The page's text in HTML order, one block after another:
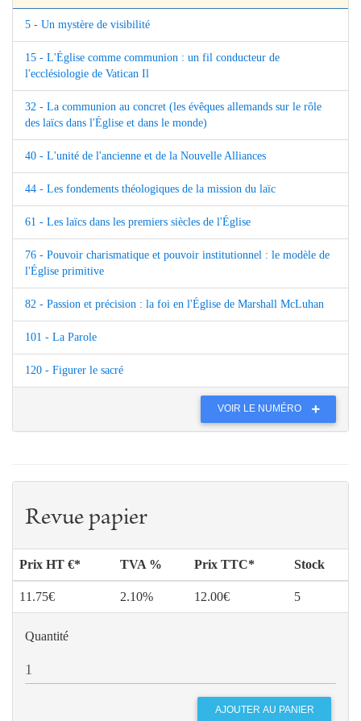
5 - Un mystère de visibilité
15 - L'Église comme communion : un fil conducteur de
l'ecclésiologie de Vatican Il
32 - La communion au concret (les évêques allemands sur le rôle
des laïcs dans l'Église et dans le monde)
40 - L'unité de l'ancienne et de la Nouvelle Alliances
44 - Les fondements théologiques de la mission du laïc
61 - Les laïcs dans les premiers siècles de l'Église
76 - Pouvoir charismatique et pouvoir institutionnel : le modèle de
l'Église primitive
82 - Passion et précision : la foi en l'Église de Marshall McLuhan
101 - La Parole
120 - Figurer le sacré
VOIR LE NUMÉRO
Revue papier
Prix HT €* TVA % Prix TTC* Stock
11.75€ 2.10% 12.00€ 5
Quantité